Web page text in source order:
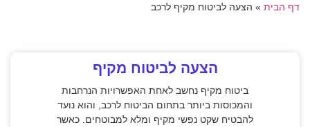
דף הבית » הצעה לביטוח מקיף לרכב
הצעה לביטוח מקיף
ביטוח מקיף נחשב לאחת האפשרויות הנרחבות
והמכוסות ביותר בתחום הביטוח לרכב, והוא נועד
להבטיח שקט נפשי מקיף ומלא למבוטחים. כאשר